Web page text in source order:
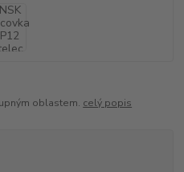
oblastem. celý popis